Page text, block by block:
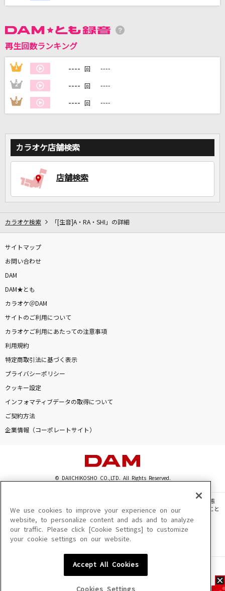
家族や友達と一緒に！練習にも！
再生回数ランキング
1 ---- 回 ----
2 ---- 回 ----
3 ---- 回 ----
カラオケ店舗検索
店舗検索
カラオケ検索 「[生音]A・RA・SHI」の詳細
サイトマップ
お問い合わせ
DAM
DAM★とも
カラオケ＠DAM
サイトのご利用について
カラオケご利用にあたっての注意事項
利用規約
特定商取引法に基づく表示
プライバシーポリシー
クッキー設定
インフォマティブデータの取得について
ご契約方法
企業情報（コーポレートサイト）
© DAIICHIKOSHO CO.,LTD. All Rights Reserved.
このサイトに掲載されている一切の文章・画像・写真・動画・音声等を、手段や形態
を問わず、著作権法の定める範囲を超えて無断で複製、転載、ファイル化などすること
を禁じます。
楽曲及びコンテンツは、機種によりご利用いただけない場合があります。
楽曲及びコンテンツの配信日、配信内容が変更になる場合があります。
We use cookies to improve your experience on our
website, to personalize content and ads and to analyze
our traffic. Please click [Cookie Settings] to customize
your cookie settings on our website.
Accept All Cookies
Cookies Settings